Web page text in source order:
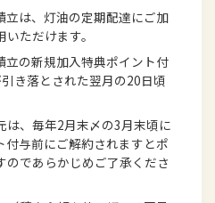
立は、灯油の定期配達にご加
ただけます。
立の新規加入特典ポイント付
き落とされた翌月の20日頃
は、毎年2月末〆の3月末頃に
付与前にご解約されますとポ
のであらかじめご了承くださ